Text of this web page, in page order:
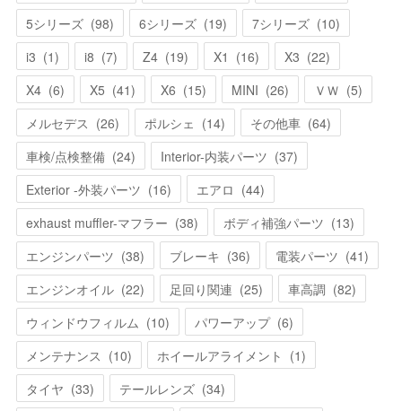
5シリーズ (98) 6シリーズ (19) 7シリーズ (10)
i3 (1) i8 (7) Z4 (19) X1 (16) X3 (22)
X4 (6) X5 (41) X6 (15) MINI (26) ＶＷ (5)
メルセデス (26) ポルシェ (14) その他車 (64)
車検/点検整備 (24) Interior-内装パーツ (37)
Exterior -外装パーツ (16) エアロ (44)
exhaust muffler-マフラー (38) ボディ補強パーツ (13)
エンジンパーツ (38) ブレーキ (36) 電装パーツ (41)
エンジンオイル (22) 足回り関連 (25) 車高調 (82)
ウィンドウフィルム (10) パワーアップ (6)
メンテナンス (10) ホイールアライメント (1)
タイヤ (33) テールレンズ (34)